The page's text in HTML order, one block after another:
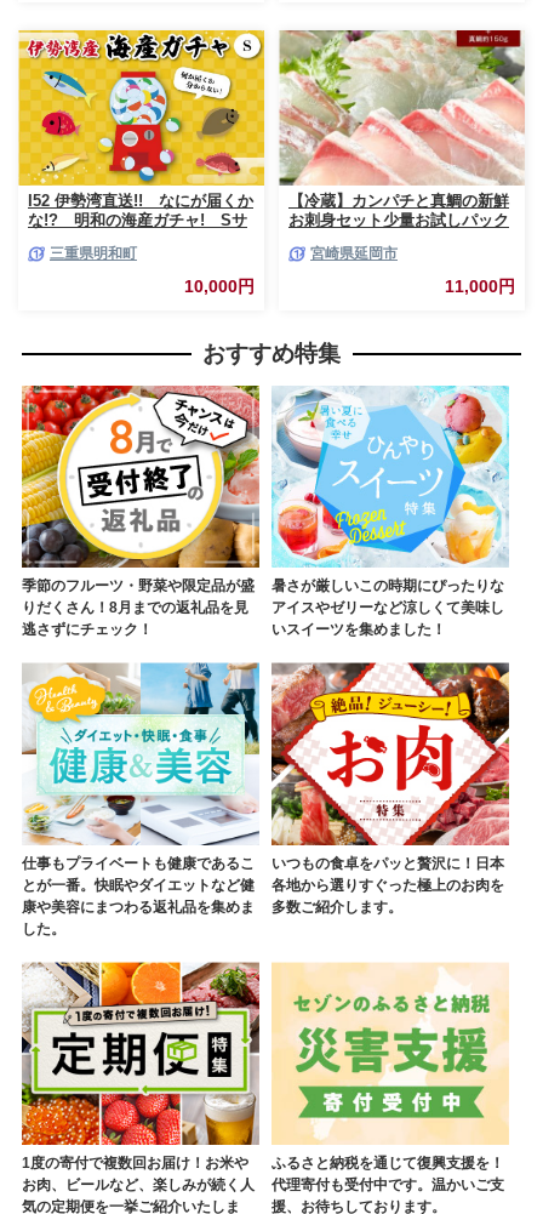
メ ふるさと納税鮭 ふるさと納
税 千葉県 銚子市 銚子東洋
I52 伊勢湾直送!! なにが届くか
な!? 明和の海産ガチャ! Sサ
三重県明和町
10,000円
【冷蔵】カンパチと真鯛の新鮮
お刺身セット少量お試しパック
宮崎県延岡市
11,000円
おすすめ特集
季節のフルーツ・野菜や限定品が盛
りだくさん！8月までの返礼品を見
逃さずにチェック！
暑さが厳しいこの時期にぴったりな
アイスやゼリーなど涼しくて美味し
いスイーツを集めました！
仕事もプライベートも健康であるこ
とが一番。快眠やダイエットなど健
康や美容にまつわる返礼品を集めま
した。
いつもの食卓をパッと贅沢に！日本
各地から選りすぐった極上のお肉を
多数ご紹介します。
1度の寄付で複数回お届け！お米や
お肉、ビールなど、楽しみが続く人
気の定期便を一挙ご紹介いたしま
ふるさと納税を通じて復興支援を！
代理寄付も受付中です。温かいご支
援、お待ちしております。